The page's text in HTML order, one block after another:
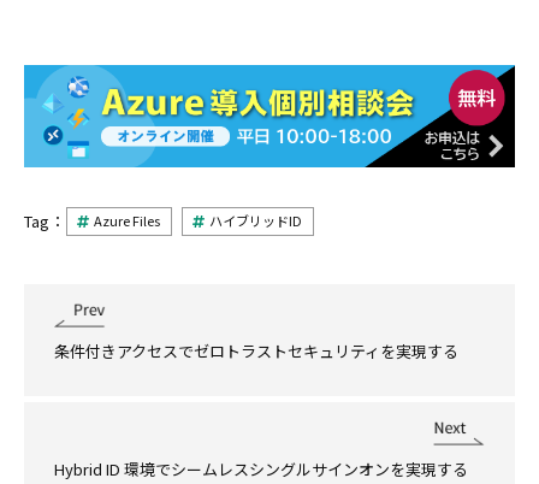
Tag： Azure Files ハイブリッドID
条件付きアクセスでゼロトラストセキュリティを実現する
Hybrid ID 環境でシームレスシングルサインオンを実現する